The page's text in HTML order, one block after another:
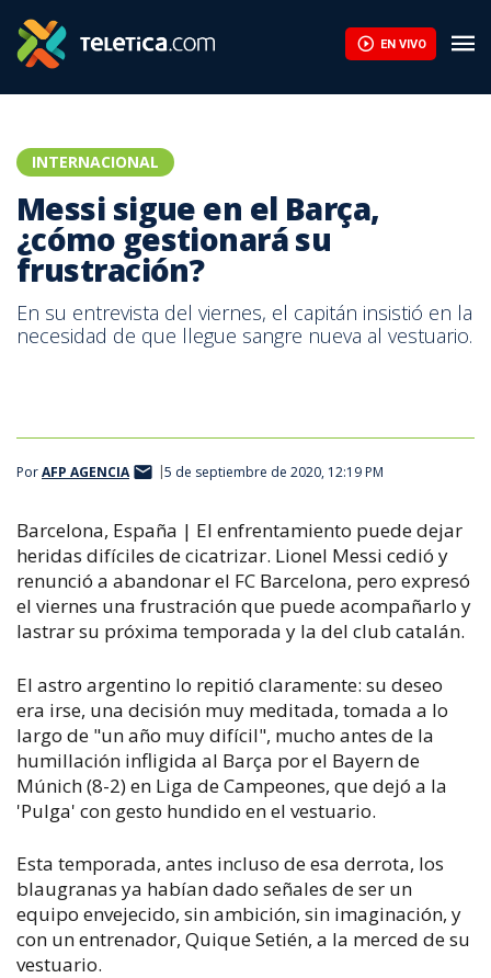
EN VIVO
INTERNACIONAL
Messi sigue en el Barça,
¿cómo gestionará su
frustración?
En su entrevista del viernes, el capitán insistió en la
necesidad de que llegue sangre nueva al vestuario.
PorAFP AGENCIA 5 de septiembre de 2020, 12:19 PM
Barcelona, España | El enfrentamiento puede dejar
heridas difíciles de cicatrizar. Lionel Messi cedió y
renunció a abandonar el FC Barcelona, pero expresó
el viernes una frustración que puede acompañarlo y
lastrar su próxima temporada y la del club catalán.
El astro argentino lo repitió claramente: su deseo
era irse, una decisión muy meditada, tomada a lo
largo de "un año muy difícil", mucho antes de la
humillación infligida al Barça por el Bayern de
Múnich (8-2) en Liga de Campeones, que dejó a la
'Pulga' con gesto hundido en el vestuario.
Esta temporada, antes incluso de esa derrota, los
blaugranas ya habían dado señales de ser un
equipo envejecido, sin ambición, sin imaginación, y
con un entrenador, Quique Setién, a la merced de su
vestuario.